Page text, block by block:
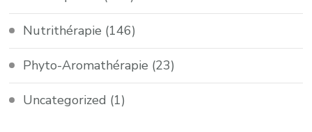
Nutrithérapie (146)
Phyto-Aromathérapie (23)
Uncategorized (1)